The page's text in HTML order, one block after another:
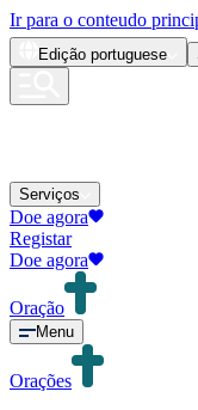
Ir para o conteudo
Edição portuguese
Serviços
Doe agora
Registar
Doe agora
Oração
Menu
Orações